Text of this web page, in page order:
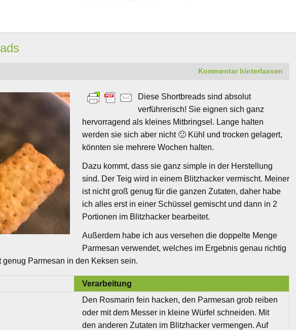
Kommentar hinterlassen
Diese Shortbreads sind absolut
verführerisch! Sie eignen sich ganz
hervorragend als kleines Mitbringsel. Lange halten
werden sie sich aber nicht 🙂 Kühl und trocken gelagert,
könnten sie mehrere Wochen halten.
Dazu kommt, dass sie ganz simple in der Herstellung
sind. Der Teig wird in einem Blitzhacker vermischt. Meiner
ist nicht groß genug für die ganzen Zutaten, daher habe
ich alles erst in einer Schüssel gemischt und dann in 2
Portionen im Blitzhacker bearbeitet.
Außerdem habe ich aus versehen die doppelte Menge
Parmesan verwendet, welches im Ergebnis genau richtig
Parmesan in den Keksen sein.
Verarbeitung
Den Rosmarin fein hacken, den Parmesan grob reiben
oder mit dem Messer in kleine Würfel schneiden. Mit
den anderen Zutaten im Blitzhacker vermengen. Auf